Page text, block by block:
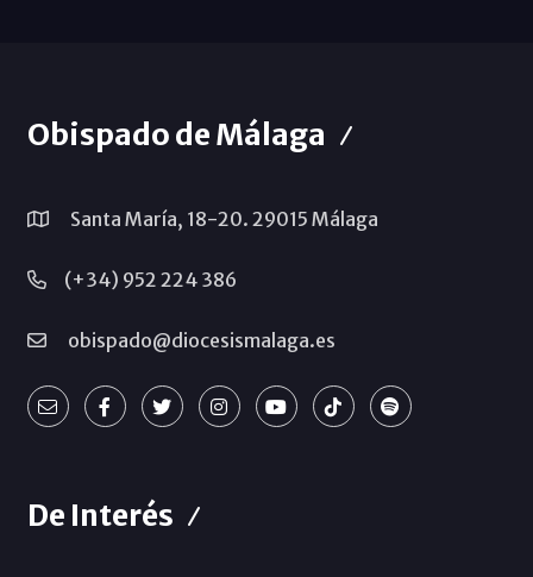
Obispado de Málaga
Santa María, 18-20. 29015 Málaga
(+34) 952 224 386
obispado@diocesismalaga.es
De Interés